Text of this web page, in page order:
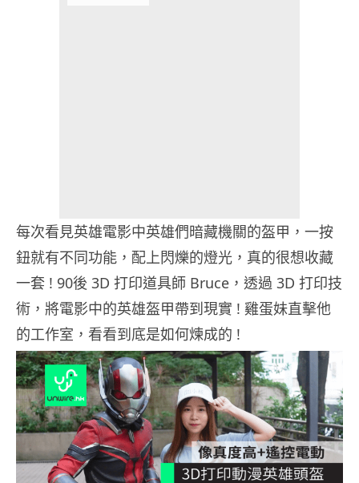
每次看見英雄電影中英雄們暗藏機關的盔甲，一按
鈕就有不同功能，配上閃爍的燈光，真的很想收藏
一套 ! 90後 3D 打印道具師 Bruce，透過 3D 打印技
術，將電影中的英雄盔甲帶到現實 ! 雞蛋妹直擊他
的工作室，看看到底是如何煉成的 !